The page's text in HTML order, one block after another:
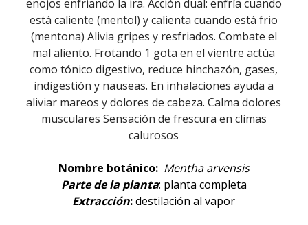
enojos enfriando la ira. Acción dual: enfría cuando
está caliente (mentol) y calienta cuando está frio
(mentona) Alivia gripes y resfriados. Combate el
mal aliento. Frotando 1 gota en el vientre actúa
como tónico digestivo, reduce hinchazón, gases,
indigestión y nauseas. En inhalaciones ayuda a
aliviar mareos y dolores de cabeza. Calma dolores
musculares Sensación de frescura en climas
calurosos
Nombre botánico: Mentha arvensis
Parte de la planta: planta completa
Extracción:destilación al vapor